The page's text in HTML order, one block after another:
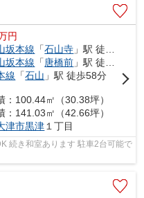
円
坂本線 「石山寺 」駅 徒歩49分
坂本線 「 唐橋前 」駅 徒歩47分
線 「石山 」駅 徒歩58分
：100.44㎡（30.38坪）
：141.03㎡（42.66坪）
津市黒津 １丁目
続き和室あります 駐車2台可能で